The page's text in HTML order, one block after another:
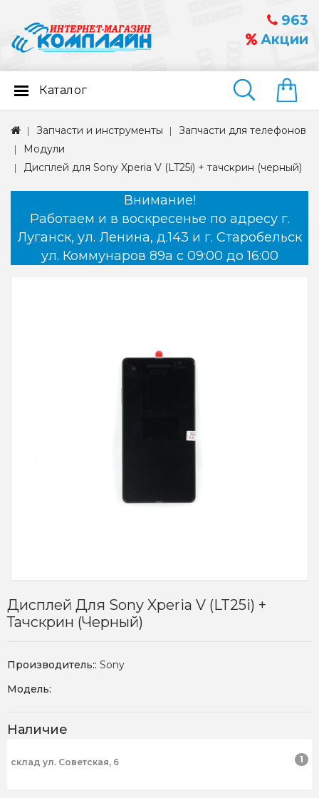
963
Акции
Найти
Каталог
Запчасти и инструменты
Запчасти для телефонов
Модули
Дисплей для Sony Xperia V (LT25i) + тачскрин (черный)
Внимание!
Работаем и в воскресенье по адресу г.
Луганск, ул. Ленина, д.143 и г. Старобельск
ул. Коммунаров 89а с 09:00 до 16:00
Дисплей Для Sony Xperia V (LT25i) +
Тачскрин (черный)
Производитель:: Sony
Модель:
Наличие
склад ул. Советская, 6 1